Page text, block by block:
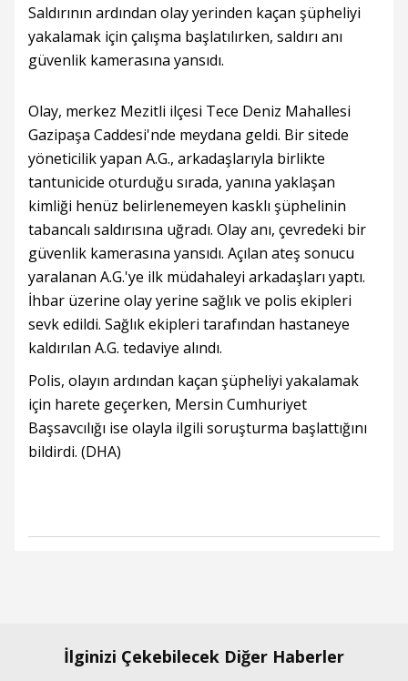
Saldırının ardından olay yerinden kaçan şüpheliyi
yakalamak için çalışma başlatılırken, saldırı anı
güvenlik kamerasına yansıdı.
Olay, merkez Mezitli ilçesi Tece Deniz Mahallesi
Gazipaşa Caddesi'nde meydana geldi. Bir sitede
yöneticilik yapan A.G., arkadaşlarıyla birlikte
tantunicide oturduğu sırada, yanına yaklaşan
kimliği henüz belirlenemeyen kasklı şüphelinin
tabancalı saldırısına uğradı. Olay anı, çevredeki bir
güvenlik kamerasına yansıdı. Açılan ateş sonucu
yaralanan A.G.'ye ilk müdahaleyi arkadaşları yaptı.
İhbar üzerine olay yerine sağlık ve polis ekipleri
sevk edildi. Sağlık ekipleri tarafından hastaneye
kaldırılan A.G. tedaviye alındı.
Polis, olayın ardından kaçan şüpheliyi yakalamak
için harete geçerken, Mersin Cumhuriyet
Başsavcılığı ise olayla ilgili soruşturma başlattığını
bildirdi. (DHA)
İlginizi Çekebilecek Diğer Haberler